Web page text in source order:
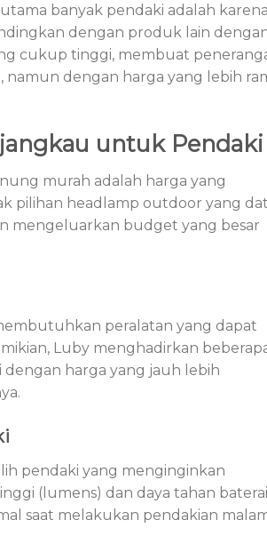
banyak pendaki adalah karena
dengan produk lain
cukup tinggi, membuat
namun dengan harga yang lebih
untuk Pendaki
murah adalah harga yang
pilihan headlamp outdoor yang
mengeluarkan budget yang besar
peralatan yang dapat
Luby menghadirkan
harga yang jauh lebih
pendaki yang menginginkan
(lumens) dan daya tahan baterai
saat melakukan pendakian